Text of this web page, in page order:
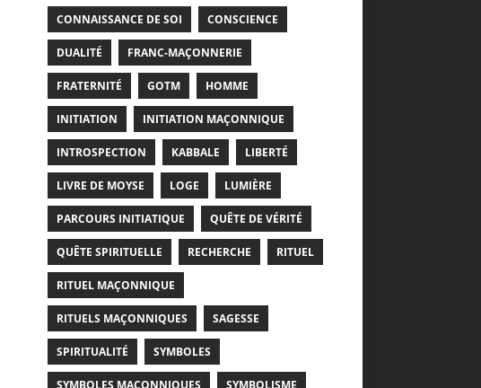
CONNAISSANCE DE SOI CONSCIENCE
DUALITÉ FRANC-MAÇONNERIE
FRATERNITÉ GOTM HOMME
INITIATION INITIATION MAÇONNIQUE
INTROSPECTION KABBALE LIBERTÉ
LIVRE DE MOYSE LOGE LUMIÈRE
PARCOURS INITIATIQUE QUÊTE DE VÉRITÉ
QUÊTE SPIRITUELLE RECHERCHE RITUEL
RITUEL MAÇONNIQUE
RITUELS MAÇONNIQUES SAGESSE
SPIRITUALITÉ SYMBOLES
SYMBOLES MAÇONNIQUES SYMBOLISME